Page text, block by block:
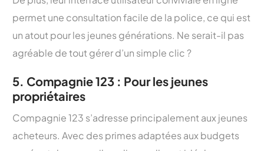
permet une consultation facile de la police, ce qui est
un atout pour les jeunes générations. Ne serait-il pas
agréable de tout gérer d’un simple clic ?
5. Compagnie 123 : Pour les jeunes
propriétaires
Compagnie 123 s’adresse principalement aux jeunes
acheteurs. Avec des primes adaptées aux budgets